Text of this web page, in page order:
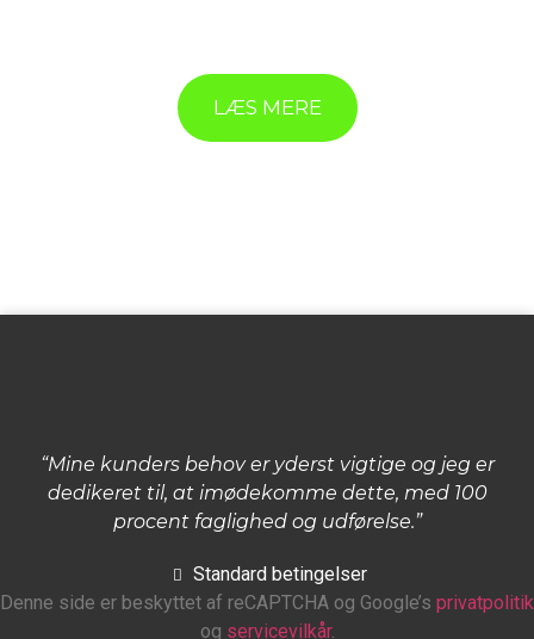
LÆS MERE
“Mine kunders behov er yderst vigtige og jeg er
dedikeret til, at imødekomme dette, med 100
procent faglighed og udførelse.”
Standard betingelser
Denne side er beskyttet af reCAPTCHA og Google’s privatpolitik
og servicevilkår.